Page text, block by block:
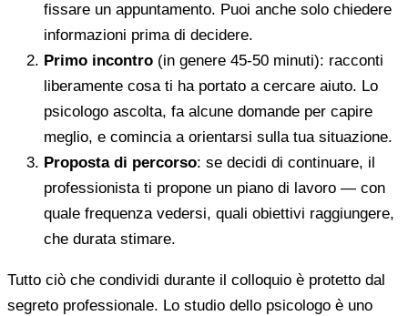
fissare un appuntamento. Puoi anche solo chiedere
informazioni prima di decidere.
Primo incontro (in genere 45-50 minuti): racconti
liberamente cosa ti ha portato a cercare aiuto. Lo
psicologo ascolta, fa alcune domande per capire
meglio, e comincia a orientarsi sulla tua situazione.
Proposta di percorso: se decidi di continuare, il
professionista ti propone un piano di lavoro — con
quale frequenza vedersi, quali obiettivi raggiungere,
che durata stimare.
Tutto ciò che condividi durante il colloquio è protetto dal
segreto professionale. Lo studio dello psicologo è uno